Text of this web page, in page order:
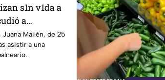
s1n v1da a
a
Juana Mailén, de 25
asistir a una